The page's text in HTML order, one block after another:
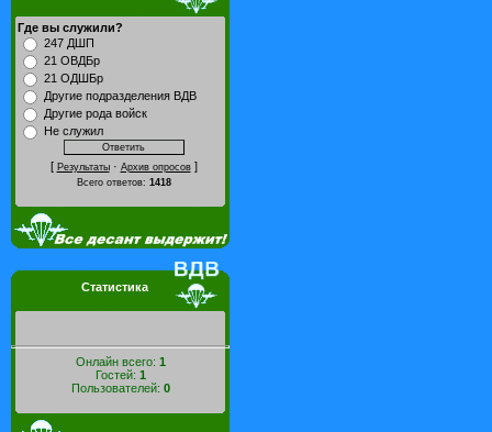
Где вы служили?
247 ДШП
21 ОВДБр
21 ОДШБр
Другие подразделения ВДВ
Другие рода войск
Не служил
[ Результаты· Архив опросов]
Всего ответов: 1418
Статистика
Онлайн всего: 1
Гостей: 1
Пользователей: 0